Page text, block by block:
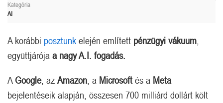
Kategória
AI
A korábbi posztunk elején említett pénzügyi vákuum
együttjárója a nagy A.I. fogadás.
A Google, az Amazon , a Microsoft és a Meta
bejelentéseik alapján, összesen 700 milliárd dollárt költ